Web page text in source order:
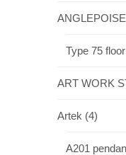
ANGLEPOISE
Type 75
ART WORK
Artek (4)
A201